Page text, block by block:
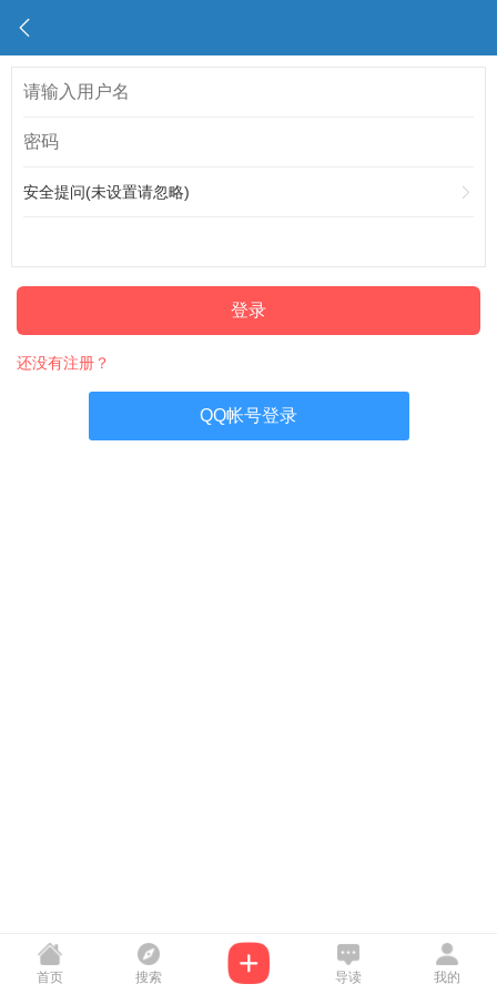
安全提问(未设置请忽略)
登录
还没有注册？
QQ帐号登录
首页 搜索 导读 我的